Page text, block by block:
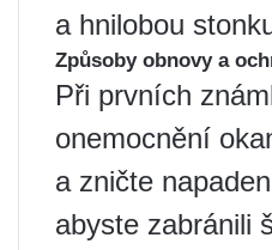
a hnilobou
Způsoby obnovy a
Při prvních
onemocnění
a zničte
abyste zabránili